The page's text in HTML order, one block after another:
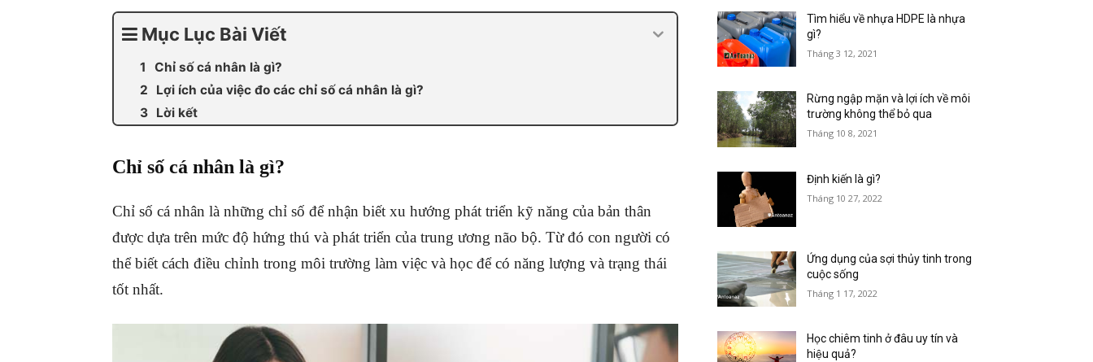
Mục Lục Bài Viết
Chỉ số cá nhân là gì?
Lợi ích của việc đo các chỉ số cá nhân là gì?
Lời kết
Chỉ số cá nhân là gì?
Chỉ số cá nhân là những chỉ số để nhận biết xu hướng phát triển kỹ năng của bản thân
được dựa trên mức độ hứng thú và phát triển của trung ương não bộ. Từ đó con người có
thể biết cách điều chỉnh trong môi trường làm việc và học để có năng lượng và trạng thái
tốt nhất.
Tìm hiểu về nhựa HDPE là nhựa
gì?
Tháng 3 12, 2021
Rừng ngập mặn và lợi ích về môi
trường không thể bỏ qua
Tháng 10 8, 2021
Định kiến là gì?
Tháng 10 27, 2022
Ứng dụng của sợi thủy tinh trong
cuộc sống
Tháng 1 17, 2022
Học chiêm tinh ở đâu uy tín và
hiệu quả?